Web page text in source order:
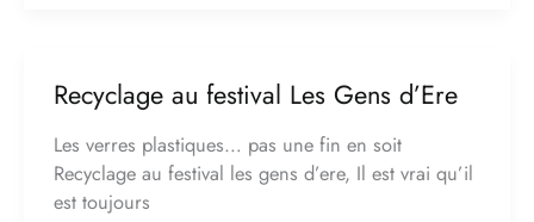
Recyclage au festival Les Gens d’Ere
Les verres plastiques… pas une fin en soit
Recyclage au festival les gens d’ere, Il est vrai qu’il
est toujours
Recyclage
festival
Les
Gens